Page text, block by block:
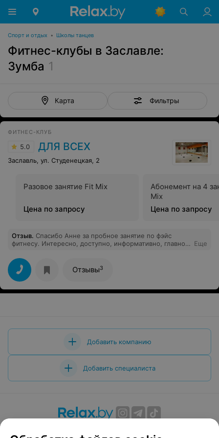
Спорт и отдых • Школы танцев
Фитнес-клубы в Заславле:
Зумба 1
Карта Фильтры
ФИТНЕС-КЛУБ
5.0 ДЛЯ ВСЕХ
Заславль, ул. Студенецкая, 2
Разовое занятие Fit Mix
Цена по запросу
Абонемент на 4
Mix
Цена по запросу
Отзыв. Спасибо Анне за пробное занятие по фэйс
фитнесу. Интересно, доступно, информативно, главное
Еще
Отзывы3
Добавить компанию
Добавить специалиста